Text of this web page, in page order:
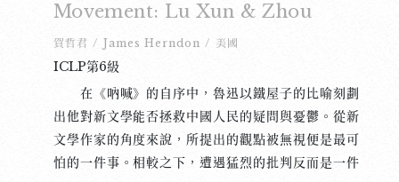
Movement: Lu Xun & Zhou
Zuoren‘s Competing Metaphors
for Reform and Revolution
賀哲君 / James Herndon / 美國
ICLP第6級
在《吶喊》的自序中，魯迅以鐵屋子的比喻刻劃
出他對新文學能否拯救中國人民的疑問與憂鬱。從新
文學作家的角度來說，所提出的觀點被無視便是最可
怕的一件事。相較之下，遭遇猛烈的批判反而是一件